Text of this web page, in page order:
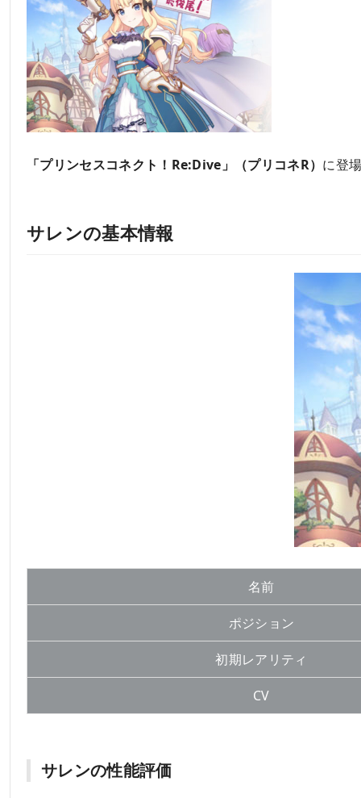
「プリンセスコネクト！Re:Dive」（プリコネR） に登
サレンの基本情報
名前
ポジション
初期レアリティ
CV
サレンの性能評価